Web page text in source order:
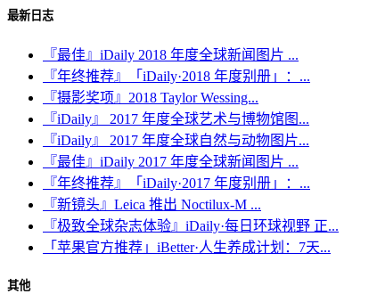
最新日志
『最佳』iDaily 2018 年度全球新闻图片 ...
『年终推荐』「iDaily·2018 年度别册」：...
『摄影奖项』2018 Taylor Wessing...
『iDaily』 2017 年度全球艺术与博物馆图...
『iDaily』 2017 年度全球自然与动物图片...
『最佳』iDaily 2017 年度全球新闻图片 ...
『年终推荐』「iDaily·2017 年度别册」：...
『新镜头』Leica 推出 Noctilux-M ...
『极致全球杂志体验』iDaily·每日环球视野 正...
「苹果官方推荐」iBetter·人生养成计划：7天...
其他